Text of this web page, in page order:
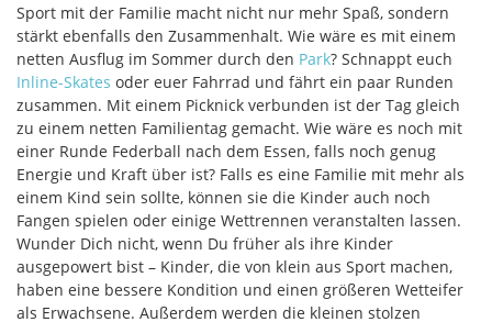
Sport mit der Familie macht nicht nur mehr Spaß, sondern
stärkt ebenfalls den Zusammenhalt. Wie wäre es mit einem
netten Ausflug im Sommer durch den Park? Schnappt euch
Inline-Skates oder euer Fahrrad und fährt ein paar Runden
zusammen. Mit einem Picknick verbunden ist der Tag gleich
zu einem netten Familientag gemacht. Wie wäre es noch mit
einer Runde Federball nach dem Essen, falls noch genug
Energie und Kraft über ist? Falls es eine Familie mit mehr als
einem Kind sein sollte, können sie die Kinder auch noch
Fangen spielen oder einige Wettrennen veranstalten lassen.
Wunder Dich nicht, wenn Du früher als ihre Kinder
ausgepowert bist – Kinder, die von klein aus Sport machen,
haben eine bessere Kondition und einen größeren Wetteifer
als Erwachsene. Außerdem werden die kleinen stolzen